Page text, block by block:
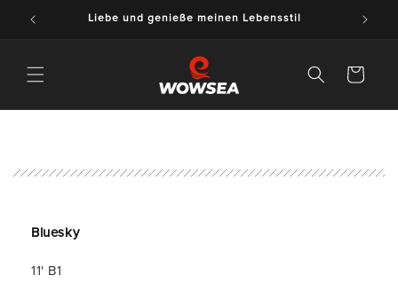
Zum
Inhalt
Liebe und genieße meinen Lebensstil
Warenkorb
Bluesky
11' B1